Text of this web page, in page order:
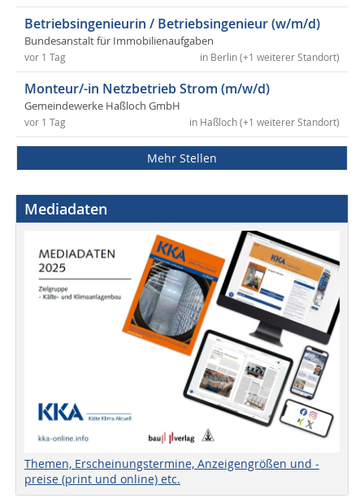
Betriebsingenieurin / Betriebsingenieur (w/m/d)
Bundesanstalt für Immobilienaufgaben
in Berlin (+1 weiterer Standort)
vor 1 Tag
Monteur/-in Netzbetrieb Strom (m/w/d)
Gemeindewerke Haßloch GmbH
in Haßloch (+1 weiterer Standort)
vor 1 Tag
Mehr Stellen
Mediadaten
Themen, Erscheinungstermine, Anzeigengrößen und -
preise (print und online) etc.